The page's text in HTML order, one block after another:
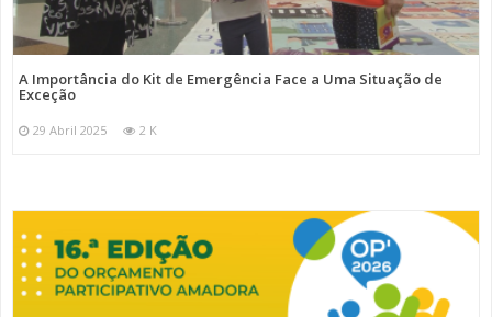
A Importância do Kit de Emergência Face a Uma Situação de
Exceção
29 Abril 2025 2 K